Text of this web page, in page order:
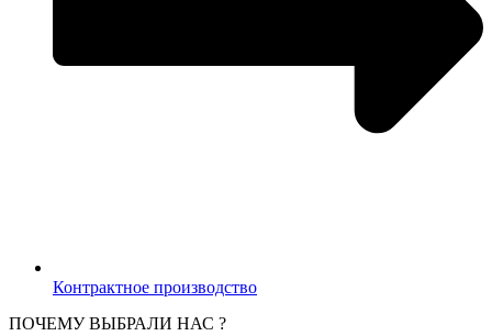
Контрактное производство
ПОЧЕМУ ВЫБРАЛИ НАС ?